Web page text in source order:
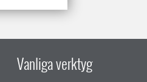
Vanliga verktyg